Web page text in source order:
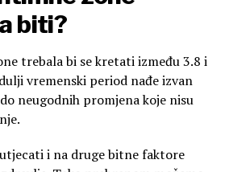
biti?
trebala bi se kretati između 3.8 i
vremenski period nađe izvan
neugodnih promjena koje nisu
i na druge bitne faktore